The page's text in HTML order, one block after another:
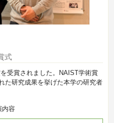
式
受賞されました。NAIST学術賞
た研究成果を挙げた本学の研究者
内容